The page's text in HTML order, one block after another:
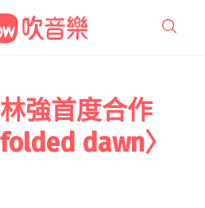
強首度合作
dawn〉